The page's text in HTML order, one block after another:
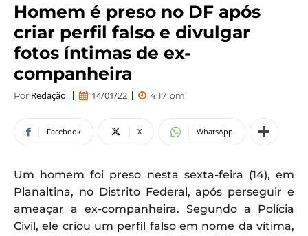
Homem é preso no DF após
criar perfil falso e divulgar
fotos íntimas de ex-
companheira
Por Redação 14/01/22 4:17 pm
Facebook X WhatsApp
Um homem foi preso nesta sexta-feira (14), em
Planaltina, no Distrito Federal, após perseguir e
ameaçar a ex-companheira. Segundo a Polícia
Civil, ele criou um perfil falso em nome da vítima,